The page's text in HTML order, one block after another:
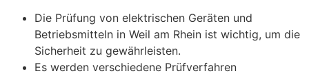
Die Prüfung von elektrischen Geräten und
Betriebsmitteln in Weil am Rhein ist wichtig, um die
Sicherheit zu gewährleisten.
Es werden verschiedene Prüfverfahren